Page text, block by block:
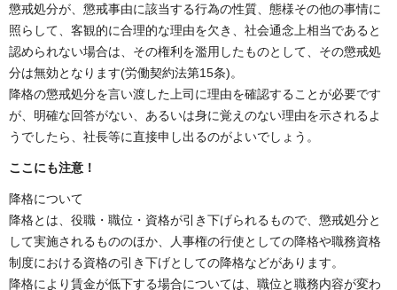
懲戒処分が、懲戒事由に該当する行為の性質、態様その他の事情に
照らして、客観的に合理的な理由を欠き、社会通念上相当であると
認められない場合は、その権利を濫用したものとして、その懲戒処
分は無効となります(労働契約法第15条)。
降格の懲戒処分を言い渡した上司に理由を確認することが必要です
が、明確な回答がない、あるいは身に覚えのない理由を示されるよ
うでしたら、社長等に直接申し出るのがよいでしょう。
ここにも注意！
降格について
降格とは、役職・職位・資格が引き下げられるもので、懲戒処分と
して実施されるもののほか、人事権の行使としての降格や職務資格
制度における資格の引き下げとしての降格などがあります。
降格により賃金が低下する場合については、職位と職務内容が変わ